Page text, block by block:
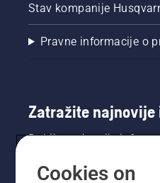
Stav kompanije
Pravne informacije o
Zatražite najnovije
Dobijte najnovije
toga. Ovdje se
Cookies on